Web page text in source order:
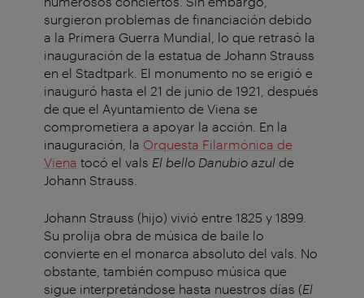
surgieron problemas de financiación debido
a la Primera Guerra Mundial, lo que retrasó la
inauguración de la estatua de Johann Strauss
en el Stadtpark. El monumento no se erigió e
inauguró hasta el 21 de junio de 1921, después
de que el Ayuntamiento de Viena se
comprometiera a apoyar la acción. En la
inauguración, la Orquesta Filarmónica de
Viena tocó el vals El bello Danubio azul de
Johann Strauss.
Johann Strauss (hijo) vivió entre 1825 y 1899.
Su prolija obra de música de baile lo
convierte en el monarca absoluto del vals. No
obstante, también compuso música que
sigue interpretándose hasta nuestros días (El